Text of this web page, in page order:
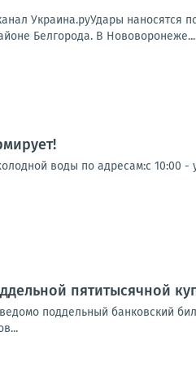
Украина.руУдары наносятся
Белгорода. В Нововоронеже...
воды по адресам:с 10:00 -
пятитысячной
поддельный банковский